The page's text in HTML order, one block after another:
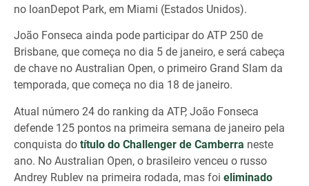
no loanDepot Park, em Miami (Estados Unidos).
João Fonseca ainda pode participar do ATP 250 de
Brisbane, que começa no dia 5 de janeiro, e será cabeça
de chave no Australian Open, o primeiro Grand Slam da
temporada, que começa no dia 18 de janeiro.
Atual número 24 do ranking da ATP, João Fonseca
defende 125 pontos na primeira semana de janeiro pela
conquista do título do Challenger de Camberra neste
ano. No Australian Open, o brasileiro venceu o russo
Andrey Rublev na primeira rodada, mas foi eliminado